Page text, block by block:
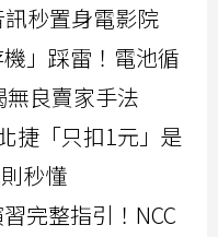
秒置身電影院
」踩雷！電池循
良賣家手法
捷「只扣1元」是
秒懂
完整指引！NCC